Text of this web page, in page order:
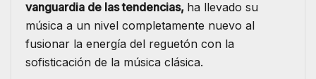
vanguardia de las tendencias, ha llevado su
música a un nivel completamente nuevo al
fusionar la energía del reguetón con la
sofisticación de la música clásica.